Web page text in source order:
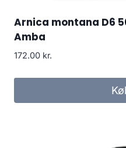
Arnica montana D6
Amba
172.00 kr.